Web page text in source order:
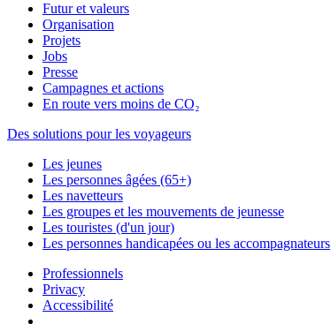
Futur et valeurs
Organisation
Projets
Jobs
Presse
Campagnes et actions
En route vers moins de CO₂
Des solutions pour les voyageurs
Les jeunes
Les personnes âgées (65+)
Les navetteurs
Les groupes et les mouvements de jeunesse
Les touristes (d'un jour)
Les personnes handicapées ou les accompagnateurs
Professionnels
Privacy
Accessibilité